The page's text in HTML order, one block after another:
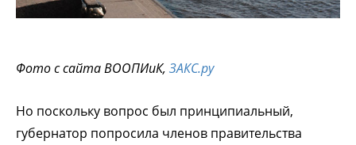
Фото с сайта ВООПИиК, ЗАКС.ру
Но поскольку вопрос был принципиальный,
губернатор попросила членов правительства